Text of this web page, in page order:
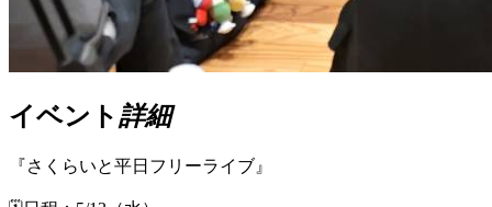
イベント詳細
『さくらいと平日フリーライブ』